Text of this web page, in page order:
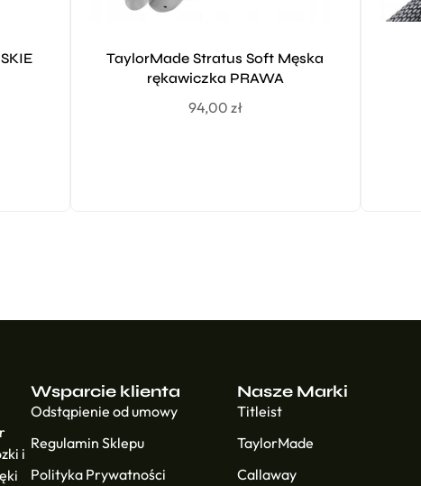
TaylorMade Stratus Soft Męska
rękawiczka PRAWA
94,00 zł
i
Wsparcie klienta
Odstąpienie od umowy
Regulamin Sklepu
Polityka Prywatności
Nasze Marki
Titleist
TaylorMade
Callaway